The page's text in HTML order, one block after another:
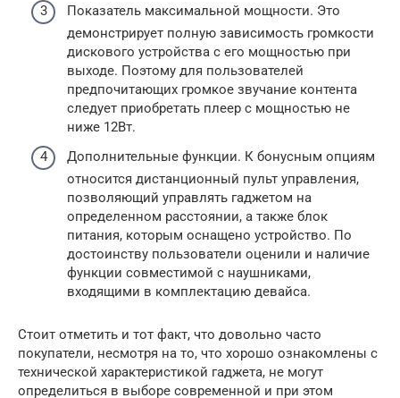
Показатель максимальной мощности. Это
демонстрирует полную зависимость громкости
дискового устройства с его мощностью при
выходе. Поэтому для пользователей
предпочитающих громкое звучание контента
следует приобретать плеер с мощностью не
ниже 12Вт.
Дополнительные функции. К бонусным опциям
относится дистанционный пульт управления,
позволяющий управлять гаджетом на
определенном расстоянии, а также блок
питания, которым оснащено устройство. По
достоинству пользователи оценили и наличие
функции совместимой с наушниками,
входящими в комплектацию девайса.
Стоит отметить и тот факт, что довольно часто
покупатели, несмотря на то, что хорошо ознакомлены с
технической характеристикой гаджета, не могут
определиться в выборе современной и при этом